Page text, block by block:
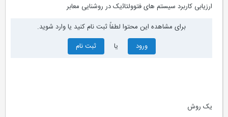
ارزﯾﺎﺑﯽ ﮐﺎرﺑﺮد ﺳﯿﺴﺘﻢ ﻫﺎی ﻓﺘﻮوﻟﺘﺎﺋیک در روﺷﻨﺎﯾﯽ ﻣﻌﺎبر
برای مشاهده این محتوا لطفاً ثبت نام کنید یا وارد شوید.
ورود
ثبت نام
ﯾﮏ روش